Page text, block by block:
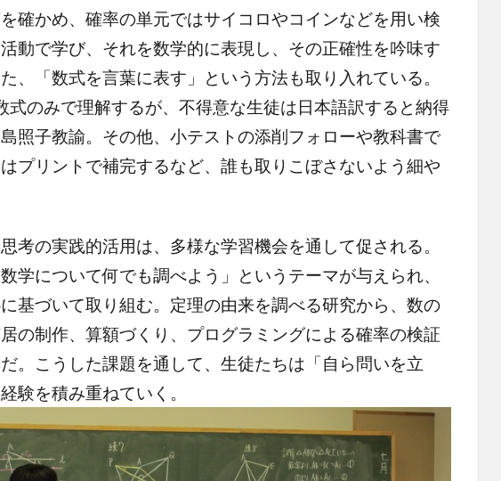
確かめ、確率の単元ではサイコロやコインなどを用い検
動で学び、それを数学的に表現し、その正確性を吟味す
、「数式を言葉に表す」という方法も取り入れている。
式のみで理解するが、不得意な生徒は日本語訳すると納得
照子教諭。その他、小テストの添削フォローや教科書で
プリントで補完するなど、誰も取りこぼさないよう細や
考の実践的活用は、多様な学習機会を通して促される。
学について何でも調べよう」というテーマが与えられ、
基づいて取り組む。定理の由来を調べる研究から、数の
の制作、算額づくり、プログラミングによる確率の検証
。こうした課題を通して、生徒たちは「自ら問いを立
験を積み重ねていく。